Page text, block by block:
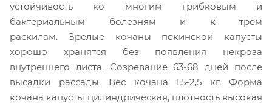
устойчивость ко многим грибковым и
бактериальным болезням и к трем
раскилам. Зрелые кочаны пекинской капусты
хорошо хранятся без появления некроза
внутреннего листа. Созревание 63-68 дней после
высадки рассады. Вес кочана 1,5-2,5 кг. Форма
кочана капусты цилиндрическая, плотность высокая